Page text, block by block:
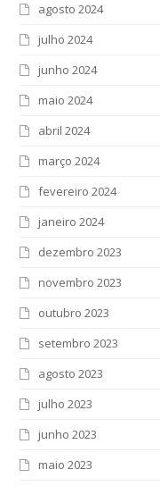
agosto 2024
julho 2024
junho 2024
maio 2024
abril 2024
março 2024
fevereiro 2024
janeiro 2024
dezembro 2023
novembro 2023
outubro 2023
setembro 2023
agosto 2023
julho 2023
junho 2023
maio 2023